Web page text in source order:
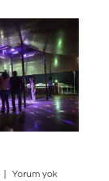
Yorum yok